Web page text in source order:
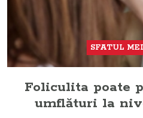
SFATUL
Foliculita poate
umflături la